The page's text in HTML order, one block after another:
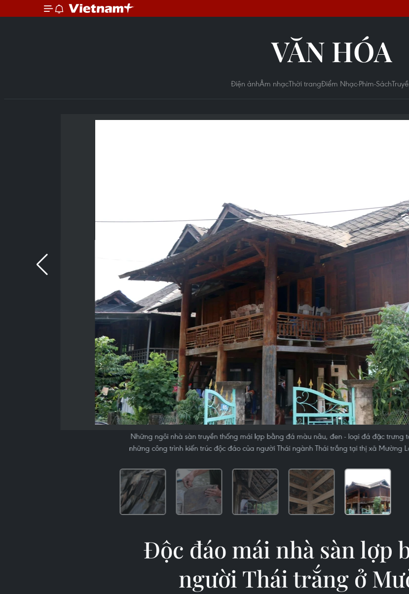
VĂN HÓA
Điện ảnhÂm nhạcThời trangĐiểm Nhạc-Phim-Sách
Những ngôi nhà sàn truyền thống mái lợp bằng đá màu nâu, đen - loại đá đặc trưng
những công trình kiến trúc độc đáo của người Thái ngành Thái trắng tại thị xã Mường
Độc đáo mái nhà sàn lợp
người Thái trắng ở